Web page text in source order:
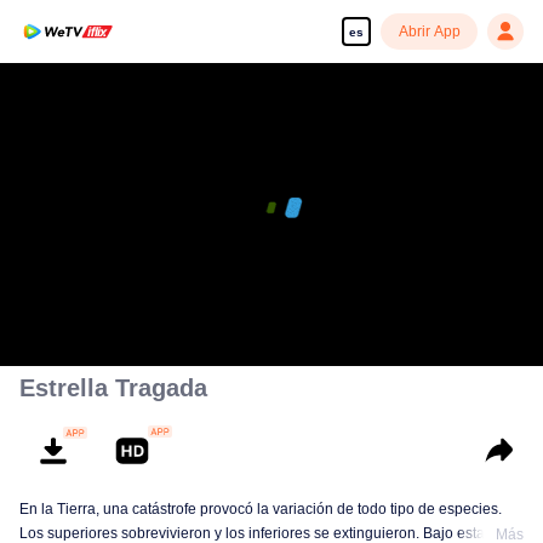
es Abrir App
Estrella Tragada
En la Tierra, una catástrofe provocó la variación de todo tipo de especies.
Los superiores sobrevivieron y los inferiores se extinguieron. Bajo esta
Más